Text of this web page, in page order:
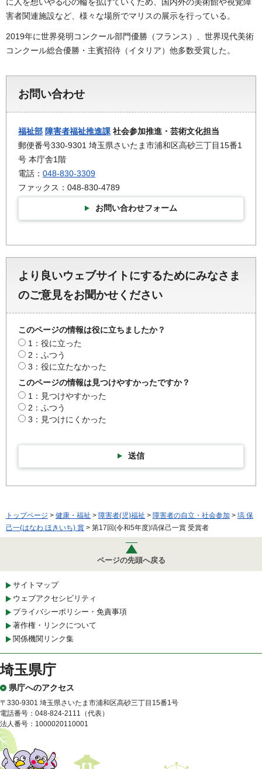
害者関連施設など、様々な場所でマリスの展示を行っている。
2019年に世界発明コンクール部門優勝（フランス）、世界現代美術
コンクール総合優勝・主賓招待（イタリア）他多数受賞した。
お問い合わせ
福祉部 障害者福祉推進課 社会参加推進・芸術文化担当
郵便番号330-9301 埼玉県さいたま市浦和区高砂三丁目15番1
号 本庁舎1階
電話： 048-830-3309
ファックス：048-830-4789
お問い合わせフォーム
より良いウェブサイトにするためにみなさま
のご意見をお聞かせください
このページの情報は役に立ちましたか？
1：役に立った
2：ふつう
3：役に立たなかった
このページの情報は見つけやすかったですか？
1：見つけやすかった
2：ふつう
3：見つけにくかった
送信
トップページ > 健康・福祉 > 障害者(児)福祉 > 障害者の自立・社会参加 > 塙 保
己一(はなわ ほきいち) 賞 > 第17回(令和5年度)塙保己一賞 受賞者
ページの先頭へ戻る
サイトマップ
ウェブアクセシビリティ
プライバシーポリシー・免責事項
著作権・リンクについて
関係機関リンク集
埼玉県庁
県庁へのアクセス
〒330-9301 埼玉県さいたま市浦和区高砂三丁目15番1号
電話番号：048-824-2111（代表）
法人番号：1000020110001